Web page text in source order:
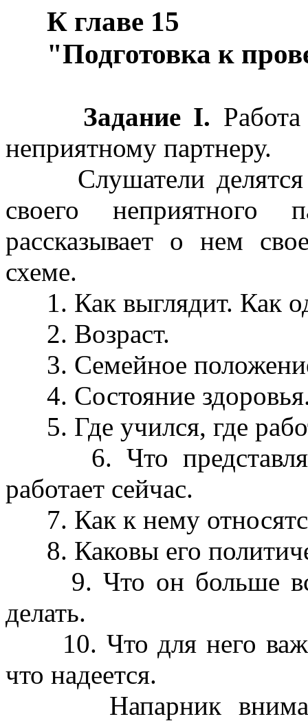
К главе 15
"Подготовка к
Задание I.
неприятному партнеру.
Слушатели делятся
своего неприятного
рассказывает о нем
схеме.
1. Как выглядит. Как
2. Возраст.
3. Семейное
4. Состояние
5. Где учился, где
6. Что
работает сейчас.
7. Как к нему
8. Каковы его
9. Что он больше
делать.
10. Что для него
что надеется.
Напарник